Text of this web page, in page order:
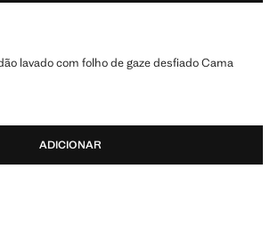
lavado com folho de gaze desfiado Cama
ALGODÃO LAVADO COM FOLHO DE GAZE
ADICIONAR